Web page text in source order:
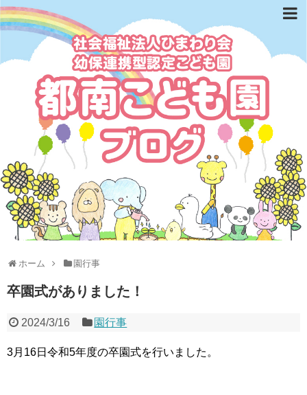
ホーム 園行事
卒園式がありました！
2024/3/16 園行事
3月16日令和5年度の卒園式を行いました。